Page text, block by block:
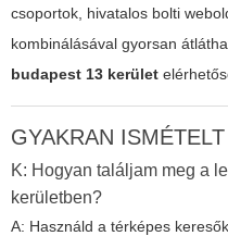
csoportok, hivatalos bolti
kombinálásával gyorsan
budapest 13 kerület
GYAKRAN
K: Hogyan találjam meg a
kerületben?
A: Használd a térképes